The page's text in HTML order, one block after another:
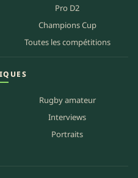
Pro D2
Champions Cup
Toutes les compétitions
Rugby amateur
Interviews
Portraits